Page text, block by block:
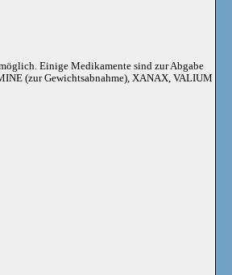
Einige Medikamente sind zur Abgabe
(zur Gewichtsabnahme), XANAX, VALIUM